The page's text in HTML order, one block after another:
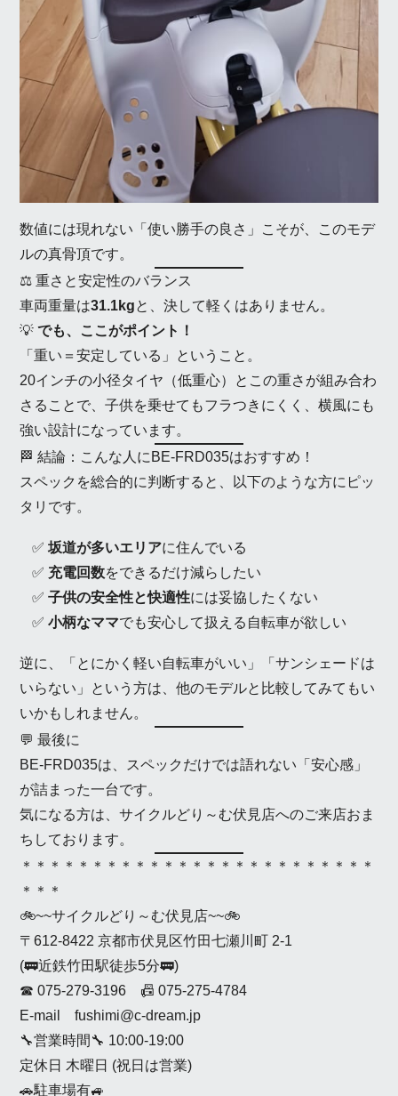
数値には現れない「使い勝手の良さ」こそが、このモデ
ルの真骨頂です。
⚖️ 重さと安定性のバランス
車両重量は31.1kgと、決して軽くはありません。
💡でも、ここがポイント！
「重い＝安定している」ということ。
20インチの小径タイヤ（低重心）とこの重さが組み合わ
さることで、子供を乗せてもフラつきにくく、横風にも
強い設計になっています。
🏁 結論：こんな人にBE-FRD035はおすすめ！
スペックを総合的に判断すると、以下のような方にピッ
タリです。
✅ 坂道が多いエリアに住んでいる
✅ 充電回数をできるだけ減らしたい
✅ 子供の安全性と快適性には妥協したくない
✅ 小柄なママでも安心して扱える自転車が欲しい
逆に、「とにかく軽い自転車がいい」「サンシェードは
いらない」という方は、他のモデルと比較してみてもい
いかもしれません。
💬 最後に
BE-FRD035は、スペックだけでは語れない「安心感」
が詰まった一台です。
気になる方は、サイクルどり～む伏見店へのご来店おま
ちしております。
＊＊＊＊＊＊＊＊＊＊＊＊＊＊＊＊＊＊＊＊＊＊＊＊＊
＊＊＊
🚲~~サイクルどり～む伏見店~~🚲
〒612-8422 京都市伏見区竹田七瀬川町 2-1
(🚃近鉄竹田駅徒歩5分🚃)
☎ 075-279-3196 📠 075-275-4784
E-mail fushimi@c-dream.jp
🔧営業時間🔧 10:00-19:00
定休日 木曜日 (祝日は営業)
🚗駐車場有🚙